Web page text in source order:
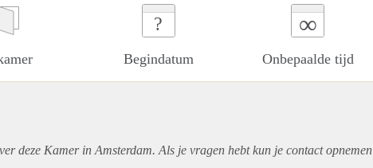
?
Begindatum
∞
Onbepaalde tijd
deze Kamer in Amsterdam. Als je vragen hebt kun je contact opnemen